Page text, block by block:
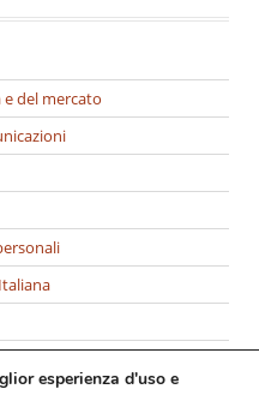
del mercato
esperienza d'uso e